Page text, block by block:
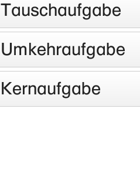
Tauschaufgabe
Umkehraufgabe
Kernaufgabe